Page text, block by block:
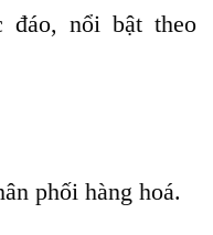
đáo, nổi bật theo
phối hàng hoá.